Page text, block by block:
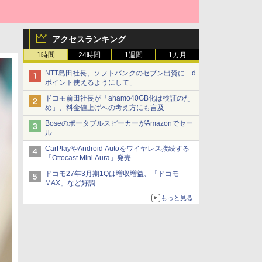
アクセスランキング
1時間 24時間 1週間 1カ月
NTT島田社長、ソフトバンクのセブン出資に「d
ポイント使えるようにして」
ドコモ前田社長が「ahamo40GB化は検証のた
め」、料金値上げへの考え方にも言及
BoseのポータブルスピーカーがAmazonでセー
ル
CarPlayやAndroid Autoをワイヤレス接続する
「Ottocast Mini Aura」発売
ドコモ27年3月期1Qは増収増益、「ドコモ
MAX」など好調
もっと見る